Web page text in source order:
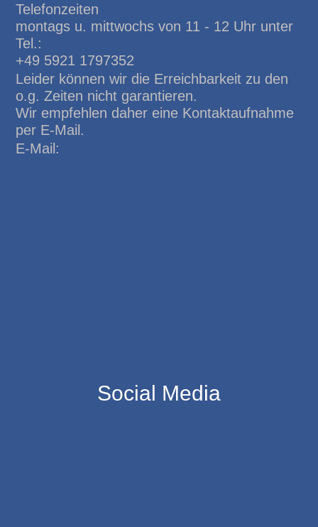
Telefonzeiten
montags u. mittwochs von 11 - 12 Uhr unter
Tel.:
+49 5921 1797352
Leider können wir die Erreichbarkeit zu den
o.g. Zeiten nicht garantieren.
Wir empfehlen daher eine Kontaktaufnahme
per E-Mail.
E-Mail:
Social Media